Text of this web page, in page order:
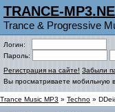
TRANCE-
Trance & Progressive
Логин:
Пароль:
Регистрация на сайте! Забыли
Вы просматриваете мобильную
Trance Music MP3 » Techno »